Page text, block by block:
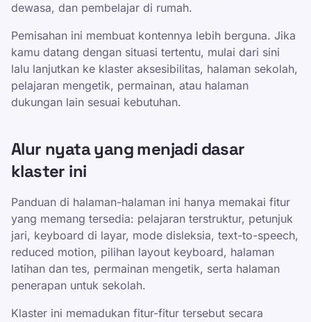
dewasa, dan pembelajar di rumah.
Pemisahan ini membuat kontennya lebih berguna. Jika
kamu datang dengan situasi tertentu, mulai dari sini
lalu lanjutkan ke klaster aksesibilitas, halaman sekolah,
pelajaran mengetik, permainan, atau halaman
dukungan lain sesuai kebutuhan.
Alur nyata yang menjadi dasar
klaster ini
Panduan di halaman-halaman ini hanya memakai fitur
yang memang tersedia: pelajaran terstruktur, petunjuk
jari, keyboard di layar, mode disleksia, text-to-speech,
reduced motion, pilihan layout keyboard, halaman
latihan dan tes, permainan mengetik, serta halaman
penerapan untuk sekolah.
Klaster ini memadukan fitur-fitur tersebut secara